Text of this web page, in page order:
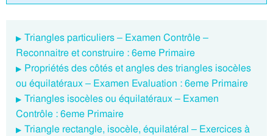
Triangles particuliers – Examen Contrôle –
Reconnaitre et construire : 6eme Primaire
Propriétés des côtés et angles des triangles isocèles
ou équilatéraux – Examen Evaluation : 6eme Primaire
Triangles isocèles ou équilatéraux – Examen
Contrôle : 6eme Primaire
Triangle rectangle, isocèle, équilatéral – Exercices à